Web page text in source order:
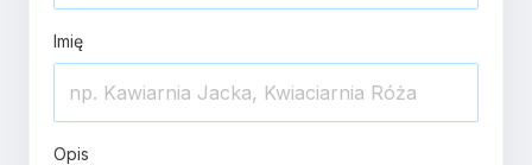
Imię
Opis